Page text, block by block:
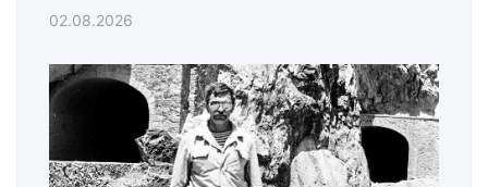
02.08.2026